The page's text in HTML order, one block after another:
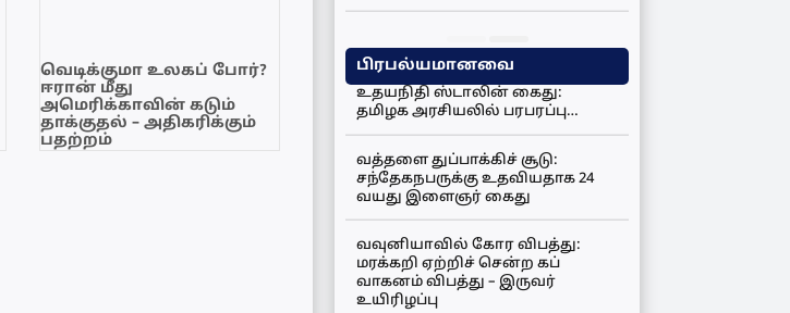
வெடிக்குமா உலகப் போர்?
ஈரான் மீது
அமெரிக்காவின் கடும்
தாக்குதல் – அதிகரிக்கும்
பதற்றம்
பிரபல்யமானவை
உதயநிதி ஸ்டாலின் கைது:
தமிழக அரசியலில் பரபரப்பு…
வத்தளை துப்பாக்கிச் சூடு:
சந்தேகநபருக்கு உதவியதாக 24
வயது இளைஞர் கைது
வவுனியாவில் கோர விபத்து:
மரக்கறி ஏற்றிச் சென்ற கப்
வாகனம் விபத்து – இருவர்
உயிரிழப்பு